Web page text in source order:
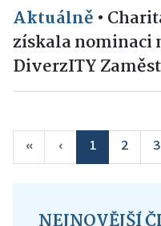
Aktuálně •
získala nominaci
DiverzITY
« ‹ 1 2 3